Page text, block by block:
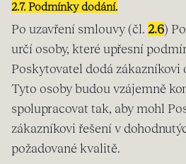
2.7. Podmínky dodání.
Po uzavření smlouvy (čl. 2.6)
určí osoby, které upřesní
Poskytovatel dodá zákazníkovi
Tyto osoby budou vzájemně
spolupracovat tak, aby mohl
zákazníkovi řešení v
požadované kvalitě.